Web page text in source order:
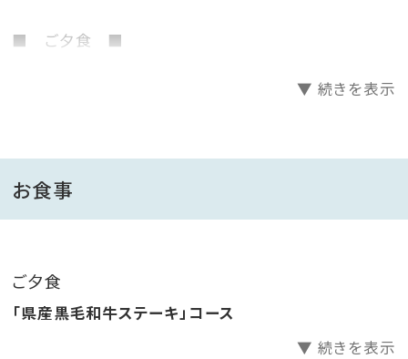
■ ご夕食 ■
をご提供
※小学校高学年（4年生～6年生）の方：大人の方に準じ
▼ 続きを表示
お食事
ご夕食
「県産黒毛和牛ステーキ」コース
▼ 続きを表示